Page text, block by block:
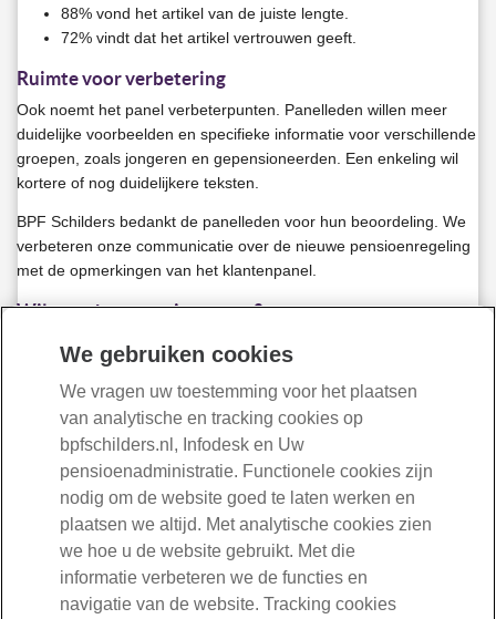
88% vond het artikel van de juiste lengte.
72% vindt dat het artikel vertrouwen geeft.
Ruimte voor verbetering
Ook noemt het panel verbeterpunten. Panelleden willen meer
duidelijke voorbeelden en specifieke informatie voor verschillende
groepen, zoals jongeren en gepensioneerden. Een enkeling wil
kortere of nog duidelijkere teksten.
BPF Schilders bedankt de panelleden voor hun beoordeling. We
verbeteren onze communicatie over de nieuwe pensioenregeling
met de opmerkingen van het klantenpanel.
Wilt u ook uw mening geven?
Dat kan. U kunt zich aanmelden voor het klantenpanel.
Meld u aan
030-277 56 10
Mail ons
We gebruiken cookies
We vragen uw toestemming voor het plaatsen
van analytische en tracking cookies op
bpfschilders.nl, Infodesk en Uw
pensioenadministratie. Functionele cookies zijn
nodig om de website goed te laten werken en
plaatsen we altijd. Met analytische cookies zien
we hoe u de website gebruikt. Met die
informatie verbeteren we de functies en
navigatie van de website. Tracking cookies